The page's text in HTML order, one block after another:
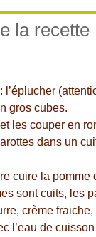
la
l’éplucher
gros cubes.
les couper en
dans un
cuire la
sont cuits, les
crème
l’eau de